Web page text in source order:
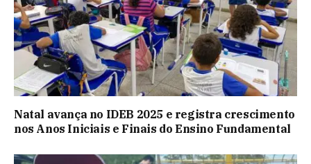
Natal avança no IDEB 2025 e registra crescimento
nos Anos Iniciais e Finais do Ensino Fundamental